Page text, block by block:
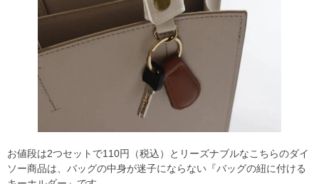
お値段は2つセットで110円（税込）とリーズナブルなこちらのダイ
ソー商品は、バッグの中身が迷子にならない『バッグの紐に付ける